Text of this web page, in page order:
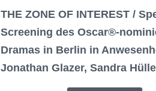
THE ZONE OF INTEREST /
Screening des Oscar®-
Dramas in Berlin in
Jonathan Glazer, Sandra